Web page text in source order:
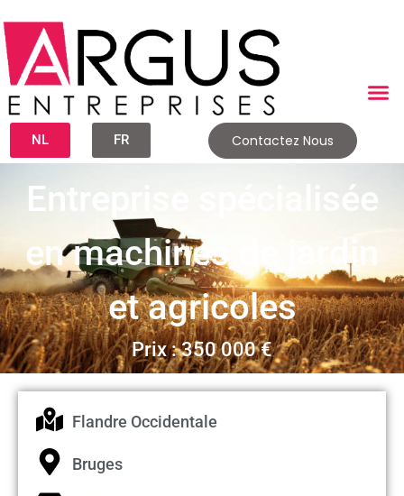
NL FR Contactez Nous
Entreprise spécialisée
en machines de jardin
et agricoles
Prix : 350 000 €
Flandre Occidentale
Bruges